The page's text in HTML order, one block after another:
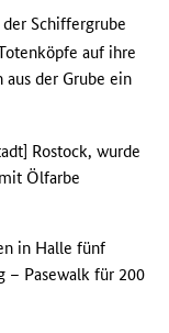
Schiffergrube
auf ihre
der Grube ein
Rostock, wurde
mit Ölfarbe
in Halle fünf
– Pasewalk für 200